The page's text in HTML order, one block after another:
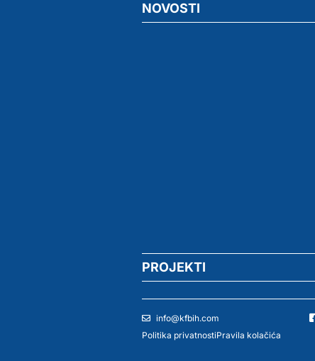
NOVOSTI
PROJEKTI
info@kfbih.com
Politika privatnostiPravila kolačića